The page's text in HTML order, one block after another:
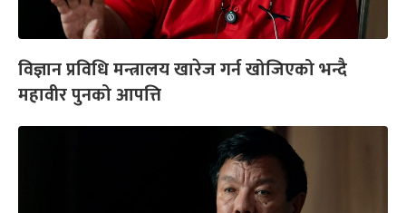
विज्ञान प्रविधि मन्त्रालय खारेज गर्न खोजिएको भन्दै
महावीर पुनको आपत्ति